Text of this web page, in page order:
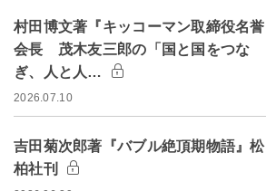
村田博文著『キッコーマン取締役名誉
会長 茂木友三郎の「国と国をつな
ぎ、人と人…
2026.07.10
吉田菊次郎著『バブル絶頂期物語』松
柏社刊